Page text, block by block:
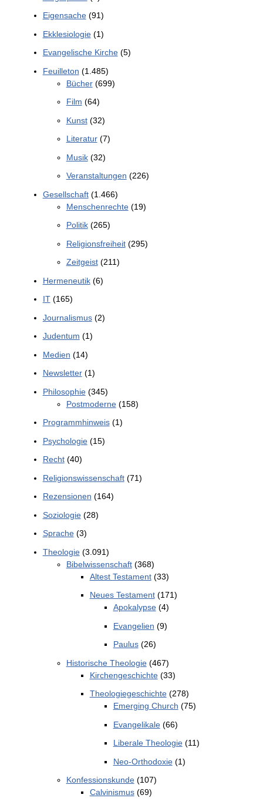
Eigensache(91)
Ekklesiologie(1)
Evangelische Kirche(5)
Feuilleton (1.485)
Bücher(699)
Film (64)
Kunst(32)
Literatur(7)
Musik(32)
Veranstaltungen (226)
Gesellschaft(1.466)
Menschenrechte(19)
Politik(265)
Religionsfreiheit(295)
Zeitgeist(211)
Hermeneutik(6)
IT(165)
Journalismus(2)
Judentum (1)
Medien (14)
Newsletter(1)
Philosophie(345)
Postmoderne(158)
Programmhinweis(1)
Psychologie(15)
Recht(40)
Religionswissenschaft(71)
Rezensionen (164)
Soziologie(28)
Sprache(3)
Theologie(3.091)
Bibelwissenschaft(368)
Altest Testament(33)
Neues Testament(171)
Apokalypse(4)
Evangelien (9)
Paulus(26)
Historische Theologie(467)
Kirchengeschichte(33)
Theologiegeschichte(278)
Emerging Church (75)
Evangelikale(66)
Liberale Theologie(11)
Neo-Orthodoxie(1)
Konfessionskunde(107)
Calvinismus(69)